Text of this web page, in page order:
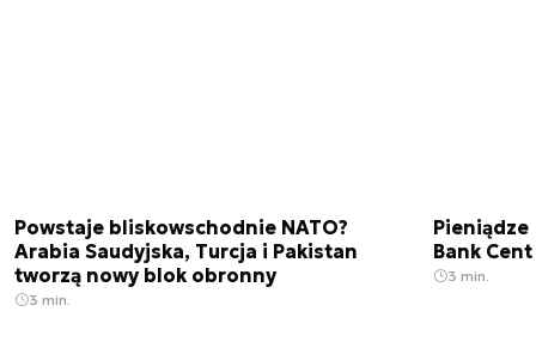
Powstaje bliskowschodnie NATO?
Arabia Saudyjska, Turcja i Pakistan
tworzą nowy blok obronny
3 min.
Pieniądze
Bank
3 min.